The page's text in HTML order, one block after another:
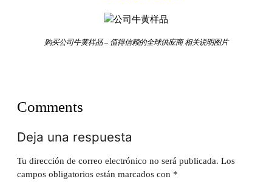
购买公司牛黄样品 – 值得信赖的全球供应商 相关说明图片
Comments
Deja una respuesta
Tu dirección de correo electrónico no será publicada. Los
campos obligatorios están marcados con *